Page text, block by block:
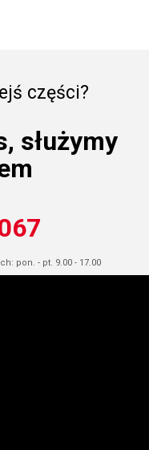
części?
służymy
pon. - pt. 9.00 - 17.00